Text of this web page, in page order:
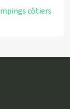
côtiers